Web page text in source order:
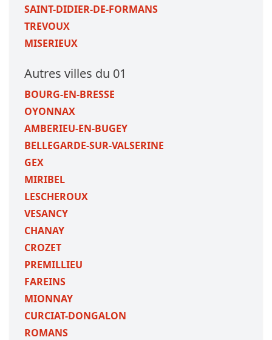
SAINT-DIDIER-DE-FORMANS
TREVOUX
MISERIEUX
Autres villes du 01
BOURG-EN-BRESSE
OYONNAX
AMBERIEU-EN-BUGEY
BELLEGARDE-SUR-VALSERINE
GEX
MIRIBEL
LESCHEROUX
VESANCY
CHANAY
CROZET
PREMILLIEU
FAREINS
MIONNAY
CURCIAT-DONGALON
ROMANS